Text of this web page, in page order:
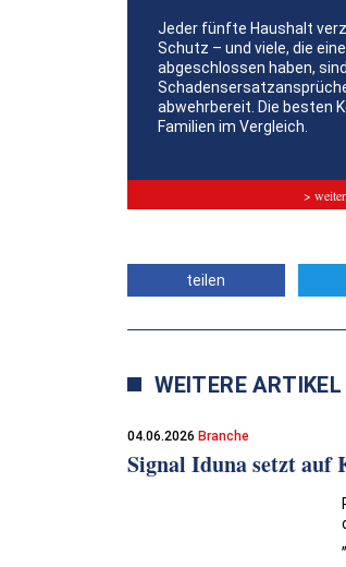
Jeder fünfte Haushalt
Schutz – und viele, die
abgeschlossen haben,
abwehrbereit. Die besten
Familien im Vergleich.
>
teilen
WEITERE ARTIKEL
04.06.2026 Branche
Signal Iduna setzt